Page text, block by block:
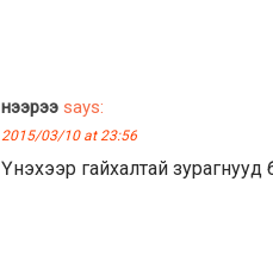
нээрээ says:
2015/03/10 at 23:56
Үнэхээр гайхалтай зурагнууд